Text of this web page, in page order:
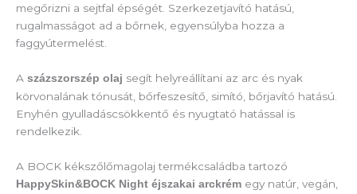
megőrizni a sejtfal épségét. Szerkezetjavító hatású,
rugalmasságot ad a bőrnek, egyensúlyba hozza a
faggyútermelést.
A százszorszép olaj segít helyreállítani az arc és nyak
körvonalának tónusát, bőrfeszesítő, simító, bőrjavító hatású.
Enyhén gyulladáscsökkentő és nyugtató hatással is
rendelkezik.
A BOCK kékszőlőmagolaj termékcsaládba tartozó
HappySkin&BOCK Night éjszakai arckrém egy natúr, vegán,